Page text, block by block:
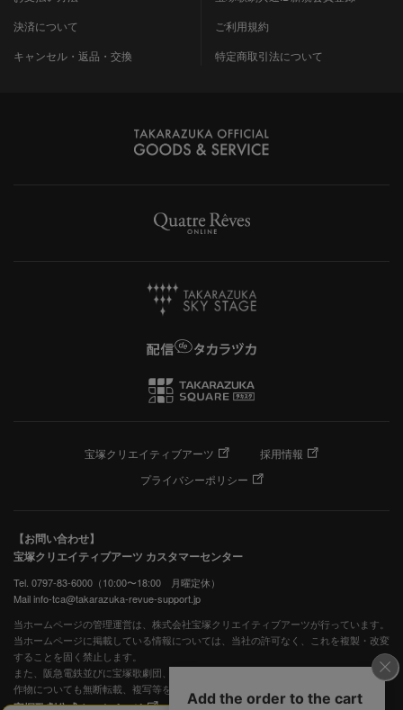
決済について
キャンセル・返品・交換
ご利用規約
特定商取引法について
宝塚クリエイティブアーツ
採用情報
プライバシーポリシー
【お問い合わせ】
宝塚クリエイティブアーツ カスタマーセンター
Tel. 0797-83-6000（10:00〜18:00 月曜定休）
Mail info-tca@takarazuka-revue-support.jp
当ホームページの管理運営は、株式会社宝塚クリエイティブアーツが行っています。
当ホームページに掲載している情報については、当社の許可なく、これを複製・改変
することを固く禁止します。
また、阪急電鉄並びに宝塚歌劇団、宝塚クリエイティブアーツの出版物ほか写真等著
作物についても無断転載、複写等を禁じます。